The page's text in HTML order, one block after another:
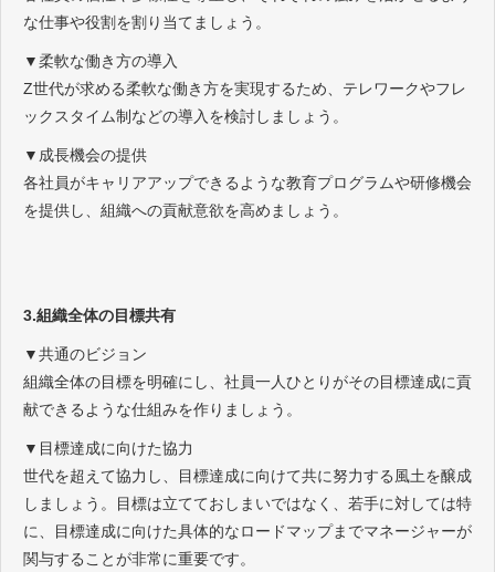
な仕事や役割を割り当てましょう。
▼柔軟な働き方の導入
Z世代が求める柔軟な働き方を実現するため、テレワークやフレ
ックスタイム制などの導入を検討しましょう。
▼成長機会の提供
各社員がキャリアアップできるような教育プログラムや研修機会
を提供し、組織への貢献意欲を高めましょう。
3.組織全体の目標共有
▼共通のビジョン
組織全体の目標を明確にし、社員一人ひとりがその目標達成に貢
献できるような仕組みを作りましょう。
▼目標達成に向けた協力
世代を超えて協力し、目標達成に向けて共に努力する風土を醸成
しましょう。目標は立てておしまいではなく、若手に対しては特
に、目標達成に向けた具体的なロードマップまでマネージャーが
関与することが非常に重要です。